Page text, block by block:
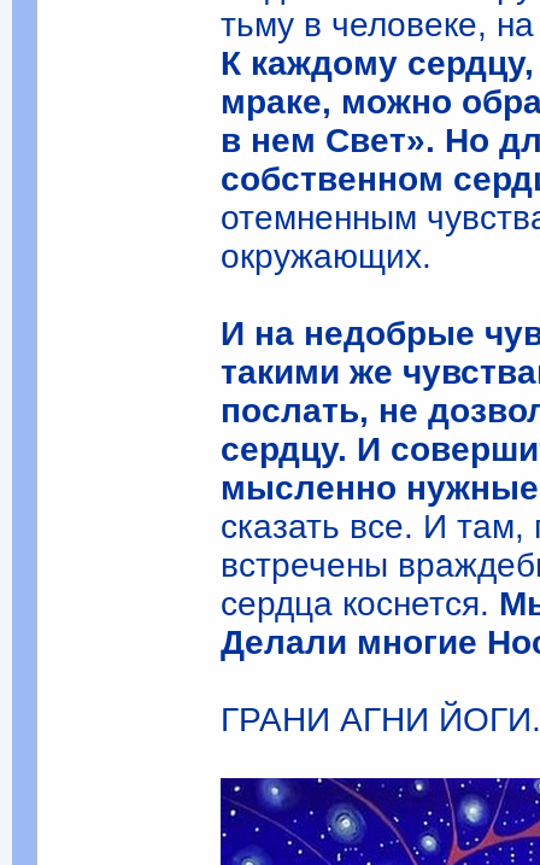
тьму в человеке,
К каждому
мраке, можно
в нем Свет». Но
собственном
отемненным
окружающих.
И на недобрые
такими же
послать, не
сердцу. И
мысленно
сказать все. И
встречены
сердца коснется.
Делали многие
ГРАНИ АГНИ ЙОГИ.